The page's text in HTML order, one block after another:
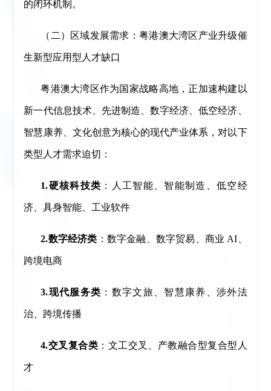
的闭环机制。
（二）区域发展需求：粤港澳大湾区产业升级催
生新型应用型人才缺口
粤港澳大湾区作为国家战略高地，正加速构建以
新一代信息技术、先进制造、数字经济、低空经济、
智慧康养、文化创意为核心的现代产业体系，对以下
类型人才需求迫切：
1.硬核科技类 ：人工智能、智能制造、低空经
济、具身智能、工业软件
2.数字经济类 ：数字金融、数字贸易、商业 AI、
跨境电商
3.现代服务类 ：数字文旅、智慧康养、涉外法
治、跨境传播
4.交叉复合类 ：文工交叉、产教融合型复合型人
才